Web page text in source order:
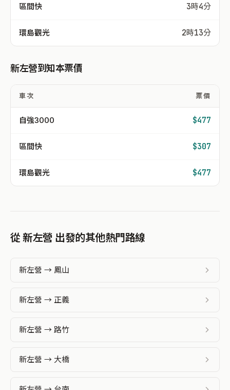
區間快 3時4分
環島觀光 2時13分
新左營到知本票價
車次 票價
自強3000 $477
區間快 $307
環島觀光 $477
從 新左營 出發的其他熱門路線
新左營 → 鳳山
新左營 → 正義
新左營 → 路竹
新左營 → 大橋